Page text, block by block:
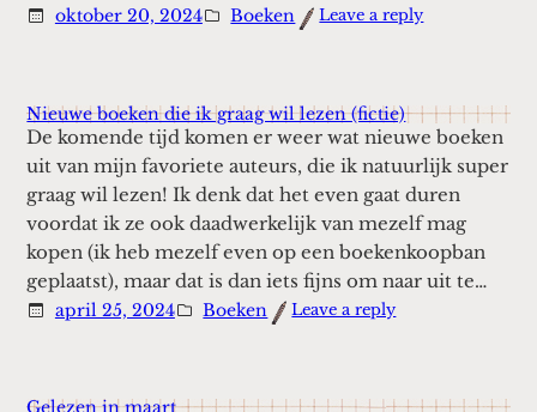
oktober 20, 2024 Boeken Leave a reply:
op
vakantie
Nieuwe boeken die ik graag wil lezen (fictie)
De komende tijd komen er weer wat nieuwe boeken
uit van mijn favoriete auteurs, die ik natuurlijk super
graag wil lezen! Ik denk dat het even gaat duren
voordat ik ze ook daadwerkelijk van mezelf mag
kopen (ik heb mezelf even op een boekenkoopban
geplaatst), maar dat is dan iets fijns om naar uit te…
april 25, 2024 Boeken Leave a reply:
ik
Gelezen in maart